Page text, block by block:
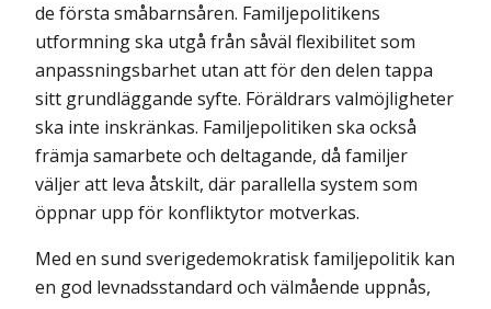
de första småbarnsåren. Familjepolitikens
utformning ska utgå från såväl flexibilitet som
anpassningsbarhet utan att för den delen tappa
sitt grundläggande syfte. Föräldrars valmöjligheter
ska inte inskränkas. Familje­politiken ska också
främja samarbete och deltagande, då familjer
väljer att leva åtskilt, där parallella system som
öppnar upp för konfliktytor motverkas.
Med en sund sverigedemokratisk familjepolitik kan
en god levnadsstandard och välmående uppnås,